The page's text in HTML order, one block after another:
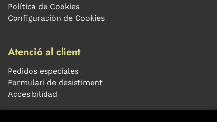
Política de Cookies
Configuración de Cookies
Atenció al client
Pedidos especiales
Formulari de desistiment
Accesibilidad